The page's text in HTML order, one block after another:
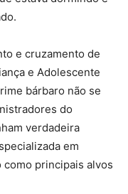
e cruzamento de
e Adolescente
bárbaro não se
do
verdadeira
em
principais alvos